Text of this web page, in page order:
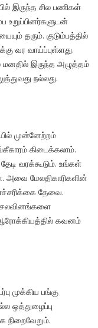
இருந்த சில பணிகள்
உறுப்பினர்களுடன்
தரும். குடும்பத்தில்
வர வாய்ப்புள்ளது.
மனதில் இருந்த அழுத்தம்
நல்லது.
முன்னேற்றம்
கிடைக்கலாம்.
வரக்கூடும். உங்கள்
அவை மேலதிகாரிகளின்
தேவை.
ஆரோக்கியத்தில் கவனம்
முக்கிய பங்கு
ஒத்துழைப்பு